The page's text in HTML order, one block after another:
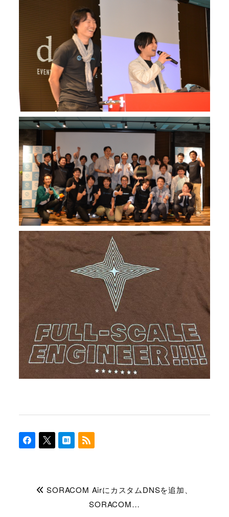
SORACOM AirにカスタムDNSを追加、
SORACOM…